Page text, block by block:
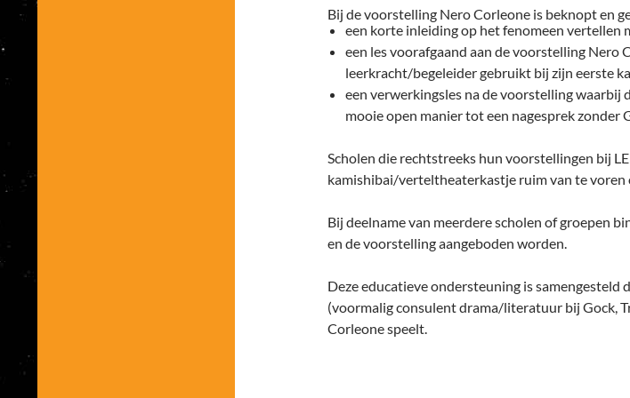
Bij de voorstelling Nero Corleone is beknopt en
een korte inleiding op het fenomeen vertellen
een les voorafgaand aan de voorstelling Nero
leerkracht/begeleider gebruikt bij zijn eerste
een verwerkingsles na de voorstelling waarbij
mooie open manier tot een nagesprek zonder
Scholen die rechtstreeks hun voorstellingen bij
kamishibai/verteltheaterkastje ruim van te voren
Bij deelname van meerdere scholen of groepen
en de voorstelling aangeboden worden.
Deze educatieve ondersteuning is samengesteld
(voormalig consulent drama/literatuur bij Gock,
Corleone speelt.